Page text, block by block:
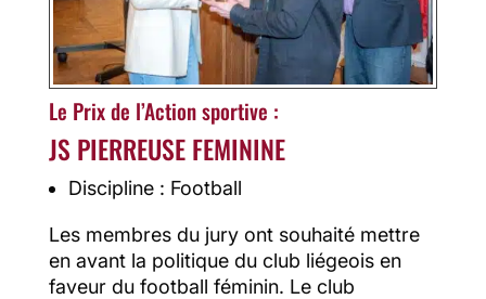
Le Prix de l’Action sportive :
JS PIERREUSE FEMININE
Discipline : Football
Les membres du jury ont souhaité mettre
en avant la politique du club liégeois en
faveur du football féminin. Le club